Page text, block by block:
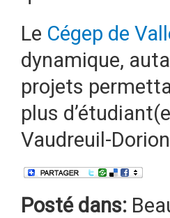
Le Cégep de
dynamique,
projets
plus
Vaudreuil-
Posté dans: